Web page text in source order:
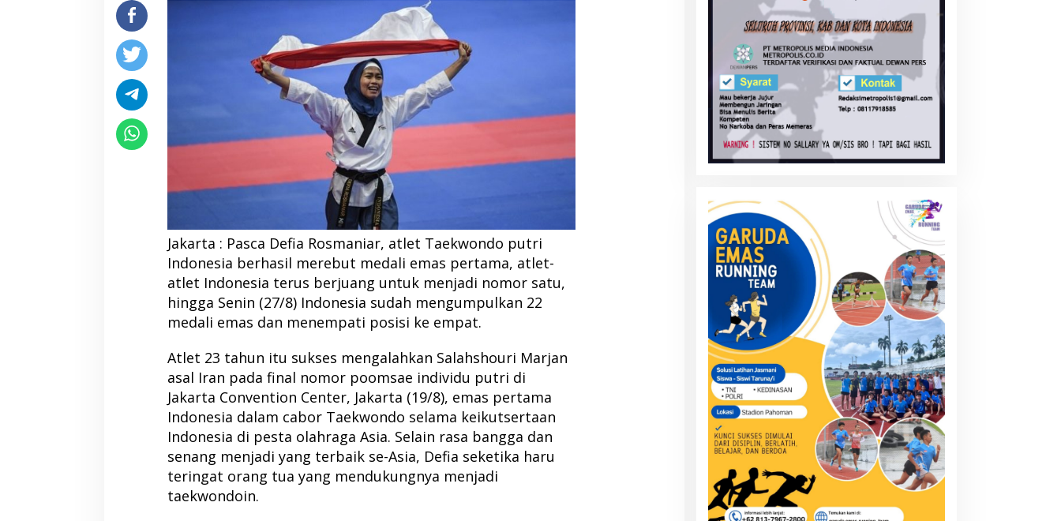
Jakarta : Pasca Defia Rosmaniar, atlet Taekwondo putri
Indonesia berhasil merebut medali emas pertama, atlet-
atlet Indonesia terus berjuang untuk menjadi nomor satu,
hingga Senin (27/8) Indonesia sudah mengumpulkan 22
medali emas dan menempati posisi ke empat.
Atlet 23 tahun itu sukses mengalahkan Salahshouri Marjan
asal Iran pada final nomor poomsae individu putri di
Jakarta Convention Center, Jakarta (19/8), emas pertama
Indonesia dalam cabor Taekwondo selama keikutsertaan
Indonesia di pesta olahraga Asia. Selain rasa bangga dan
senang menjadi yang terbaik se-Asia, Defia seketika haru
teringat orang tua yang mendukungnya menjadi
taekwondoin.